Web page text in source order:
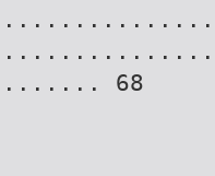
68